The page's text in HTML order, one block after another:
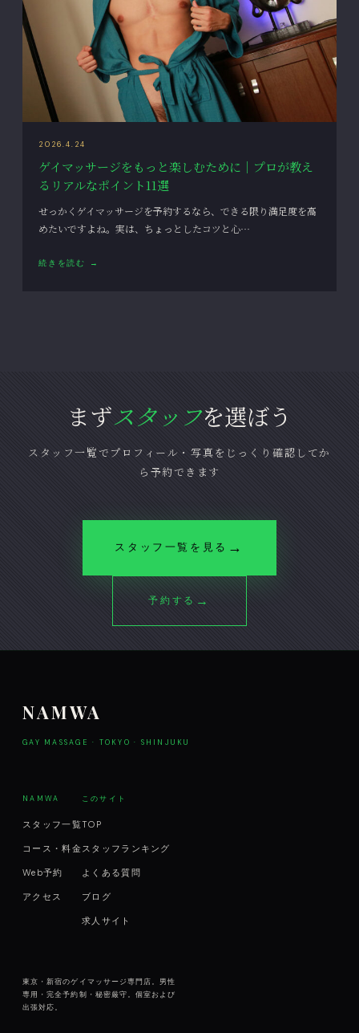
2026.4.24
ゲイマッサージをもっと楽しむために｜プロが教え
るリアルなポイント11選
せっかくゲイマッサージを予約するなら、できる限り満足度を高
めたいですよね。実は、ちょっとしたコツと心…
続きを読む →
まずスタッフを選ぼう
スタッフ一覧でプロフィール・写真をじっくり確認してか
ら予約できます
スタッフ一覧を見る →
予約する →
NAMWA
GAY MASSAGE · TOKYO · SHINJUKU
NAMWA
スタッフ一覧
コース・料金
Web予約
アクセス
このサイト
TOP
スタッフランキング
よくある質問
ブログ
求人サイト
東京・新宿のゲイマッサージ専門店。男性
専用・完全予約制・秘密厳守。個室および
出張対応。